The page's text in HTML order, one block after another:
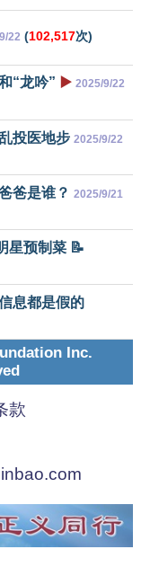
22 (102,517次)
“龙吟” ▶️ 2025/9/22
投医地步 2025/9/22
爸是谁？ 2025/9/21
星预制菜 📝
息都是假的
Inc.
款